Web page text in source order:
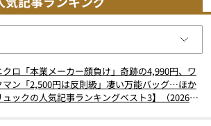
クロ「本業メーカー顔負け」奇跡の4,990円、ワ
マン「2,500円は反則級」凄い万能バッグ…ほか
ュックの人気記事ランキングベスト3】（2026年